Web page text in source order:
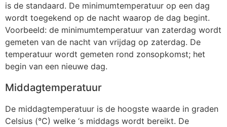
is de standaard. De minimumtemperatuur op een dag
wordt toegekend op de nacht waarop de dag begint.
Voorbeeld: de minimumtemperatuur van zaterdag wordt
gemeten van de nacht van vrijdag op zaterdag. De
temperatuur wordt gemeten rond zonsopkomst; het
begin van een nieuwe dag.
Middagtemperatuur
De middagtemperatuur is de hoogste waarde in graden
Celsius (°C) welke ‘s middags wordt bereikt. De